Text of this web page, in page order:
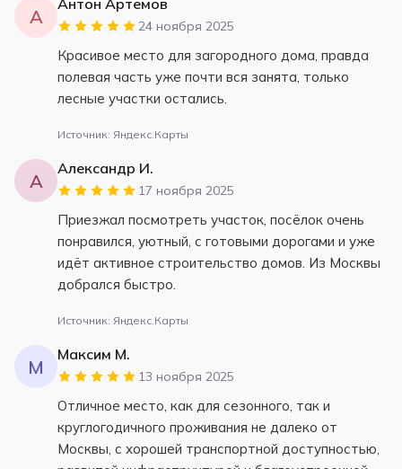
А
Антон Артемов
24 ноября 2025
Красивое место для загородного дома, правда
полевая часть уже почти вся занята, только
лесные участки остались.
Источник: Яндекс.Карты
А
Александр И.
17 ноября 2025
Приезжал посмотреть участок, посёлок очень
понравился, уютный, с готовыми дорогами и уже
идёт активное строительство домов. Из Москвы
добрался быстро.
Источник: Яндекс.Карты
М
Максим М.
13 ноября 2025
Отличное место, как для сезонного, так и
круглогодичного проживания не далеко от
Москвы, с хорошей транспортной доступностью,